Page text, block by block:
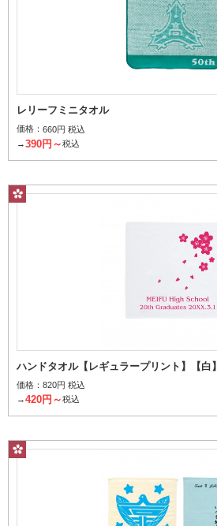
パイルの深さと密度でデザインを表現
レリーフミニタオル
価格： 660円 税込
→390円～税込
ハンドタオル【レギュラープリント】【白】
価格： 820円 税込
→420円～税込